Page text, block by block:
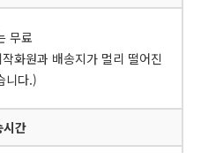
무료
화원과 배송지가 멀리 떨어진
니다.)
시간